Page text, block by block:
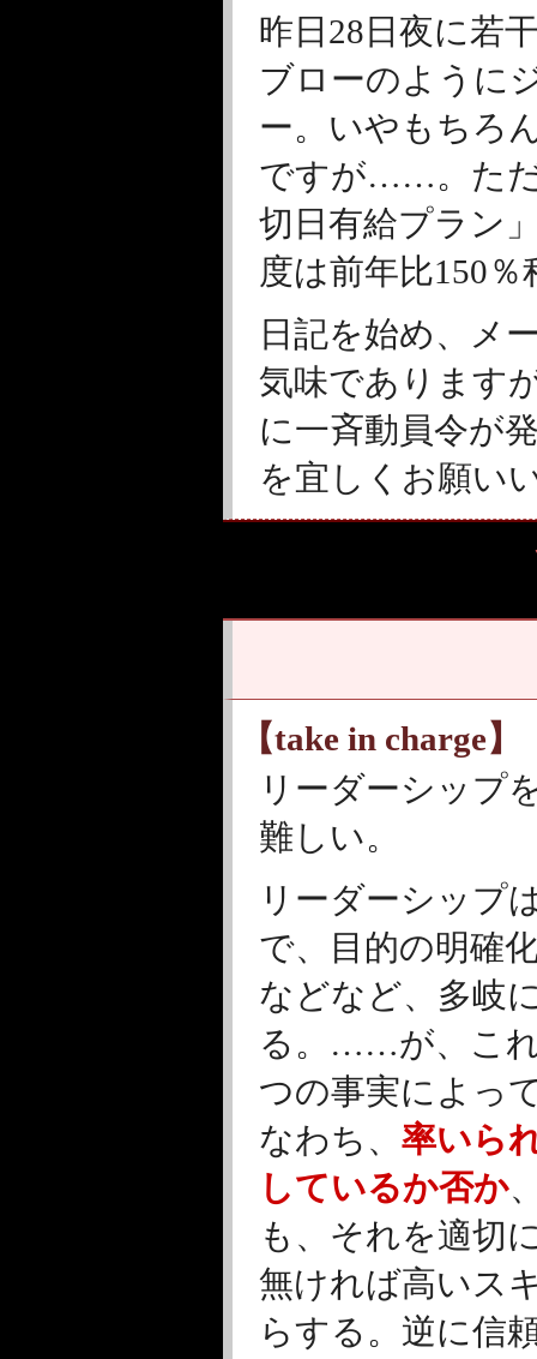
昨日28日夜に若
ブローのように
ー。いやもちろ
ですが……。ただ
切日有給プラン
度は前年比150
日記を始め、メ
気味であります
に一斉動員令が
を宜しくお願い
【take in charge】
リーダーシップ
難しい。
リーダーシップ
で、目的の明確
などなど、多岐
る。……が、これ
つの事実によっ
なわち、 率いら
しているか否か
も、それを適切
無ければ高いス
らする。逆に信